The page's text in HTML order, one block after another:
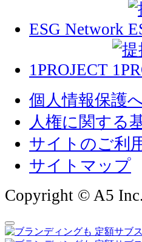
ESG Network
1PROJECT
個人情報保護
人権に関する
サイトのご利
サイトマップ
Copyright © A5